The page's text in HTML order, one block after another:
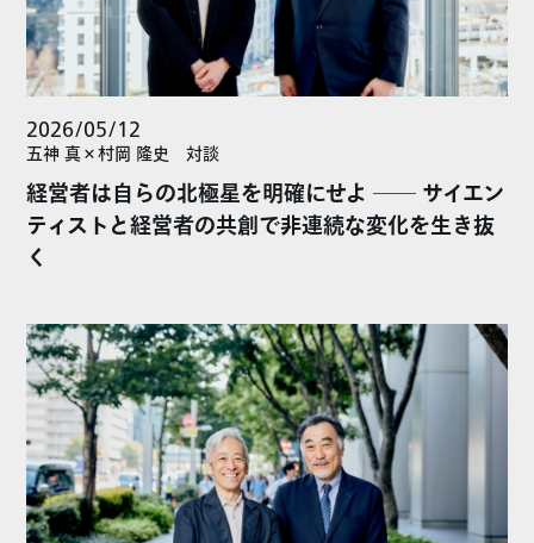
2026/05/12
五神 真×村岡 隆史 対談
経営者は自らの北極星を明確にせよ ── サイエン
ティストと経営者の共創で非連続な変化を生き抜
く